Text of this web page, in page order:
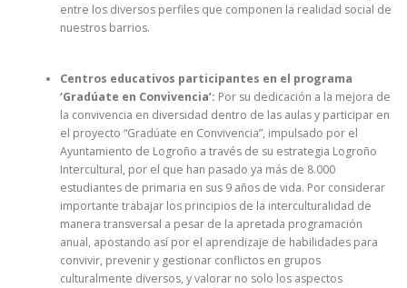
entre los diversos perfiles que componen la realidad social de
nuestros barrios.
Centros educativos participantes en el programa
‘Gradúate en Convivencia’: Por su dedicación a la mejora de
la convivencia en diversidad dentro de las aulas y participar en
el proyecto “Gradúate en Convivencia”, impulsado por el
Ayuntamiento de Logroño a través de su estrategia Logroño
Intercultural, por el que han pasado ya más de 8.000
estudiantes de primaria en sus 9 años de vida. Por considerar
importante trabajar los principios de la interculturalidad de
manera transversal a pesar de la apretada programación
anual, apostando así por el aprendizaje de habilidades para
convivir, prevenir y gestionar conflictos en grupos
culturalmente diversos, y valorar no solo los aspectos